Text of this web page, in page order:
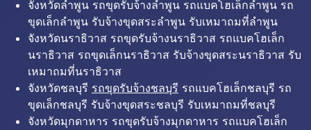
จังหวัดลำพูน รถขุดรับจ้างลำพูน รถแบคโฮเล็กลำพูน รถ
ขุดเล็กลำพูน รับจ้างขุดสระลำพูน รับเหมาถมที่ลำพูน
จังหวัดนราธิวาส รถขุดรับจ้างนราธิวาส รถแบคโฮเล็ก
นราธิวาส รถขุดเล็กนราธิวาส รับจ้างขุดสระนราธิวาส รับ
เหมาถมที่นราธิวาส
จังหวัดชลบุรี รถขุดรับจ้างชลบุรี รถแบคโฮเล็กชลบุรี รถ
ขุดเล็กชลบุรี รับจ้างขุดสระชลบุรี รับเหมาถมที่ชลบุรี
จังหวัดมุกดาหาร รถขุดรับจ้างมุกดาหาร รถแบคโฮเล็ก